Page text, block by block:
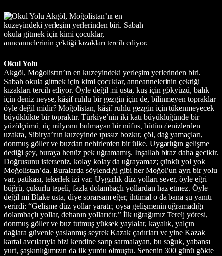
Okul Yolu
Akgöl, Moğolistan’ın en kuzeyindeki yerleşim yerlerinden biri. Sabah okula gitmek için kimi çocuklar, anneannelerinin çektiği kızakları tercih ediyor. Öyle değil mi usta, kuş için gökyüzü, balık için deniz neyse, kâşif ruhlu bir gezgin için de, bilinmeyen topraklar öyle değil midir? Moğolistan, kâşif ruhlu gezgin için tükenmeyecek büyüklükte bir topraktır. Türkiye’nin iki katı büyüklüğünde bir yüzölçümü, üç milyonu bulmayan bir nüfus, bütün denizlerden uzakta, Sibirya’nın kuzeyinde ıpıssız bozkır, çöl, dağ yamaçları, donmuş göller ve buzdan nehirlerden bir ülke. Uygarlığın gelişme dediği şey, buraya henüz pek uğramamış. İnşallah biraz daha gecikir. Doğrusunu isterseniz, kolay kolay da uğrayamaz; çünkü yol yok Moğolistan’da. Buralarda söylendiği gibi her Moğol’un ayrı bir yolu var, patikası, tekerlek izi var. Uygarlık düz yolları sever, öyle eğri büğrü, çukurlu tepeli, fazla dolambaçlı yollardan haz etmez. Öyle değil mi Blake usta, diye sorarsam eğer, ihtimal o da bana şu yanıtı verirdi: “Gelişme düz yollar yaratır, oysa gelişmenin uğramadığı dolambaçlı yollar, dehanın yollarıdır.” İlk uğrağımız Terelj yöresi, donmuş göller ve buz tutmuş yüksek yaylalar, kayalık, yalçın dağlara güvenle yaslanmış seyrek Kazak çadırları ve yine Kazak kartal avcılarıyla bizi kendine sarıp sarmalayan, bu soğuk, yabansı yurt, şaşkınlığımızın da ilk yurdu olmuştu. Senenin 300 günü gökte yusyuvarlak beliren güneş yüzünden başkent Ulan Bator ve yakın çevresinde kar ince bir tabakayı bile güçlükle yapabiliyor, o tabaka da birkaç gün ya da birkaç saat ancak dayanabiliyordu. Güneş yalnızca toprağa ve donmuş nehirlere işleyemiyordu. Ama Terelj Göl ve aynı isimdeki nehir, bir ölçüde daha yüksek bir yöre olduğu için bembeyazdı. Rüzgâr dalların üzerindeki kar örtüsünü sıyırsa bile iğneyapraklı ağaçlar yine de süslü gelin gibi bembeyazdı ve birbirlerinin üzerine abanmışlardı. Bu yabanıl ve zaten ıssız olan ülke, uzun süren kış boyunca iyice ıssızlaşıyor, ağır bir sessizliğin yuttuğu cansız, kımıltısız, iniltisiz evrenin içinde her şeyi yutan ve kendi rengine dönüştüren sonsuz büyüklükte bir ak deliğe bürünüyordu. İnsan, ne kadar kalabalık da olsa, kendini burada yapayalnız hissediyordu. Öyle ki, sanki bir çığlık atacak, güçlü bir deli kahkahası koparacak olsa dahi, soğuk ak deliğin bütün sesleri tümüyle yutacağından ürküyordu. Bu acımasız, her şeyin donmuş olduğu, insana burada yaşama çabasının beyhude olduğunu düşündüren bu yeryüzü evreninde, bir Kazak çift her şeyi değiştiriyordu. Birbirine sokularak ısınmaya çalışan koyunları, yamalı, kalın örtülerle sarınmış dolanan ve buzdan fışkıran otları yemeye çalışan sığırları, uzun tüylü yaklarıyla bu ihtiyar karıkoca, mutluluğu arayanların tanıklarıydı. Sıcak çadırlarının içinde bizi saatlerce ağırladılar, tuzla tatlandırılmış sütlü çaylar içirdiler, ağızda erimeyen peynir kuruları tattırdılar, et haşladılar, et kızarttılar, Moğol arkadaşımızın çevirilerine boş verip bizimle Türkçe sohbetler ettiler, çocuklarının fotoğraf albümlerini gösterdiler, sonra da, sıcak çadırın içinde bir köşede kümes tavuğu gibi sakladıkları avcı kartallarıyla dışarda bize heyecanlı gösterilerini sundular. Coşkunluk güzelliktir derler, orada mutlu saatler geçirdik. Keşif Eksi Kırk yolculuğumuzun sonraki birkaç günü, Ulan Bator’un uzağındaki bir mahallede veya bir dağın zirvesinde tanık olduğumuz Şaman ayinleriyle geçti. Öyle ki, bize tuhaf gelen giysileri içinde o Şamanlar, bu dünyayı kendi bilinmez varoluşları içinde biçimlendiren, buradaki dirimin de nedenleri olan ve bizden uzak dünyalarında özgürce yaşam süren doğa devlerinin temsilcileri gibiydiler. Varoluştan payını alan bizler için bir kısmı doğurgan, bir kısmı yok edici görünmez devlerin dostları. Ne tuhaf! Her şey, beyaz boşlukta dolanarak tanık olduğumuz unutulmayacak bir düş gibi. Her yer ve her şey, ak bir yeraltı göğü gibi uçsuz bucaksız bir boşluğun içinde beliriyordu. Burada kalacak ve bilinmeyen ve bir anda ortaya çıkacak doğa devinin ağzından yazgımızı öğrenecek gibi dolanıp duruyorduk adeta. Sonraki bir gün, Cengiz Han, yazgının kudretli kılıcını kuşanmış bir dev gibi, buz tutmuş bozkırın ortasında, Tuul Nehri’nin kıyısında göğe yükseliyor, çelik gövdesi ışıldıyordu. Kırk metre yüksekliğindeki heykelin içindeki asansörle istersen atın göğsüne, istersen boynuna tırmanıyor, buradan uçsuz bucaksız, karla örtülmüş bozkıra bakabiliyordun. Değişen fazla bir şey yok bu topraklarda, övünülecek şeyler de aynı. Sonrasında Tonyukuk, sonrasında, buz tutmuş Selenge ve Orhun nehirlerinin arasında sanki bin yıl öncesini yaşayan, çadırları, hayvan sürüleriyle Moğollar... Zaman mekâna dost davranmış buralarda. Çıplak gökte ateş gibi patlamış güneşin vurduğu Tonyukuk Anıtı’nda, unutulmuş alfabeyle yazılmış cümlelere bakıyorum. Toplumsal bellek, her şeyi karartarak gürültüyle derinlere yuvarlanmış bir ateş, sönmüş bir yağ lambası sanki. Güneş aydınlatıyor taşın üstünü ama harfler zihnimi aydınlatmıyor işte. “Bilge Tonyukuk”un yazdığını biliyorum. Bilge, ne güzel bir isim. Kökü de güzel! Bilgeliğin sarayı nerededir acaba? Belki de bu anıt gibi, bozkırın ortasında, rüzgârın okşadığı yerdedir, bilgeliğe burası yaraşır, şatafatsız, gösterişsiz, doğaya, rüzgâra, sonsuzca uzanan toprağa saygılı. Şöyle diyordu Bilge Tonyukuk: “Kendi içi dıştan tutulmuş gibiyiz. Yufka olanın delinmesi kolay imiş, ince olanı kırmak kolay imiş. Yufka kalın olsa delinmesi zor imiş.” Moğolistan, kuzeyde Rusya ile güney, doğu ve batıda ise Çin’le sınırdaş. Tonyukuk anıtında o zamanki Çin’e hâkim olan düşmanlardan söz edilmesini olağan karşılamalı. Artık bu sınırlarda savaş arabaları, atlar, sancaklar, tuğlar, ıslık çalan oklar, mancınıklar, ahşap ya da çamurdan kaleler, gümbürdeyen davullar, benzi atmış düşmanlar yok. Yalnızca sağırların işitebileceği ıssızlığın adımları ve gece göğünde sessizce koşan yıldız orduları kalmış. 41’inci ve 52’nci enlemler arasında uzanan, dünyanın 19’uncu büyük ülkesi Moğolistan; kendisinden önce İran, sonrasında Peru var, böyle tarif eder ansiklopediler. Uzakta, çok uzakta, doğu bulutunun altında iki at karaltısı, sonsuz aklığın üzerinde oynak iki leke gibi bazen yakınlaşıyor, bazen uzaklaşıyordu. Bir süre sonra, bir insan karaltısı, tepelerin ardında belirip karlara bata çıka bize yaklaştı. Anıtların bekçisi olduğunu öğrendik. Anıtların bütün yüzlerini inceledik ve başkente geri döndük. Ülkenin batısında Tuva ile sınır tutan yüksek dağlara gidemeyeceğiz. Başka bir sefere kalacak. Tavan Bogd Dağları’nda, Moğolistan’ın en yüksek tepesi Hüten, 4 bin 374 metrelik heybetiyle kim bilir ne görkemlidir! Ama özel bir keşif yolculuğu, belki de tırmanışı için, yalnızca oraya odaklanmak gerekiyor. Kazakların yaşadığı bir bölge ve ülkenin en çok merak edilen yerlerinden biri. Sonrasında 30 kişilik uçaklarla kuzeydeki Mörön kentine gitmek için, hiçbir yere sığmayan yükümüzü, bagajın belki de çeyreğine sığdırarak yola çıktık. Daha öncesinde aynı yolu iki günde karadan almıştık, şimdi daha çok yere gitme tasarımımız vardı, çabuk ulaşımı tercih ettik. Üstelik ben geri gelip tekrar aynı yöreye, yani Mörön’ün kuzeydoğusundaki Huvsgöl’e gidecektim. Keşif Eksi Kırk, adına yaraşır halini ancak Mörön’e ulaşınca aldı. Moğolistan, Sibirya karşıdöngüsü, yani uluslararası deyimiyle antisiklonunun etkisinde, yeryuvarlağının en soğuk ülkelerinden biridir. Sibirya karşıdöngüsü, özellikle Baykal Gölü etrafında yıl boyu soğuk havayı topluyor, biz de zaten, Baykal’a en fazla 100 kilometre bile uzak durmayan Huvsgöl’e gidiyorduk. Bu bölgede eksi 67 derece olarak ölçülen aşırı düşük ısı, Moğolistan, Gobi ve Çin’de buzulların olmayışı yüzünden, kar yağdırmayan aşırı kuru hava ve soğuk, ortalama eksi 40 ile geçen bir kış yaratıyordu. Aynı şekilde yaz aylarındaki alçak basınç sistemi de, bu yöreyi tüm Doğu Asya’nın en nemli bölgesi haline getiriyor. Sibirya’daki yerel hava hareketi, İtalya’da Po Vadisi’ne, güneyde Malezya’ya, bazen Sri Lanka’ya kadar, serin muson yağmurlarıyla uzanabiliyor ve o bölgelerdeki tarımı soğuklarla olumsuz etkileyebiliyor. Sibirya’daki iklimsel karşıdöngünün küresel ısınmayla kısmen de olsa azalmaya yüz tuttuğu iklimciler tarafından belirtiliyor. Bu durum tüm Doğu Avrupa’yı ve Güney Asya’yı da etkileyecek. Sibirya karşıdöngüsü, ağustos sonunda bölgeyi etkisi altına almaya başlıyor, bu etki, nisan sonundan itibaren azalıyor. Mörön’de bir gece kalıp geldiğimiz Huvsgöl ise soğukların etkisiyle ekim sonundan itibaren donmaya başlıyor. Buzlar bir daha haziranda erimeye başlıyor ve bir ay sonrasında göl tamamen erimiş oluyor. Bu büyük göldeki gemiler için, en fazla dört aylık seyir zamanı kalıyor. Huvsgöl ülkenin en ormanlık bölgesi, yaz aylarında yöre yabancı gezginlerin hücumuna uğruyor. Huvsgöl aymağının merkezi Hatgal’ın nüfusu kışın 3 bin civarında, yaz aylarında ise 12 bin oluyor. Öyle ki, Moğolistan’da çok az yerde asfalt bulunurken Mörön ile Hatgal arasındaki bir buçuk saatlik yol asfaltlanmış. Hatgal’a, Yıldırım Güngör’ü Orhun Nehri’nin güneyinde bırakarak bir kişi eksik -ben, Selcen Küçüküstel ve bize Moğolistan’da katılan Onur Arslan ile birlikte bir kamu taşıtıyla- vardık; henüz rehberlerimiz de yok. Bütün bagaj, sürücünün ensesindeki bölme, ayaklarımızın önü, keşif çantalarımızla tıka basa doluydu, başımızı çevirecek yerimiz yoktu. Karlı bir zeminde, zaman zaman kayarak yol aldık ve akşam hava karardığında konaklayacağımız kampa ulaştık. İçinde odun yanan, sıcak bir Moğol çadırıydı (ger) kalacağımız yer. Uykuya dalana kadar ateşi odunla besleyebiliyor, uyuduktan sonra da, eksi 40’lık uyku tulumlarının içinde, başımızı da gömerek sabahı ediyorduk. Bazen erken uyanıp ateşi yeniden canlandırıyordum, eğer uyanmamışsam, kampın sahibinin karısı saat beş gibi gelip sac sobayı yeniden yakıyordu. Bu durum bizim için fazlasıyla konforluydu, eksi 40 civarındaki hava için hazırlıklı gelmiştik, fakat gerin içindeyken böyle bir rahatlık yaşayabileceğimizi hiç tahmin etmemiştik. Dev bir gölün içinde buz üzerinde yürüyoruz, bizden başka kimse yok. Buz gölünün içindeki küçük adacıklar bir